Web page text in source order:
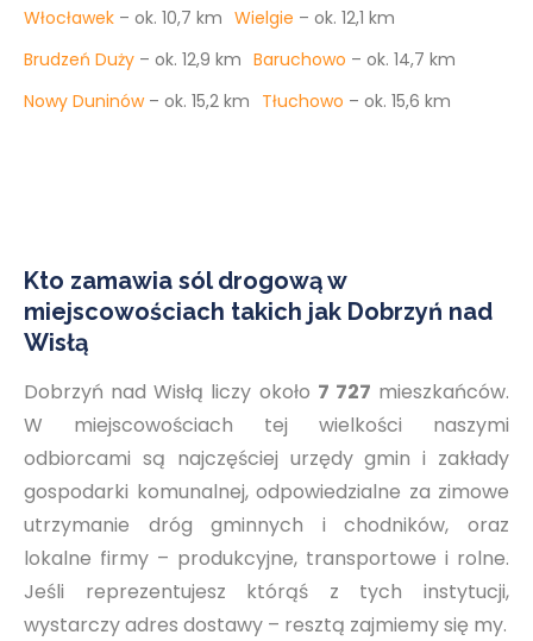
Włocławek – ok. 10,7 km Wielgie – ok. 12,1 km
Brudzeń Duży – ok. 12,9 km Baruchowo – ok. 14,7 km
Nowy Duninów – ok. 15,2 km Tłuchowo – ok. 15,6 km
Kto zamawia sól drogową w
miejscowościach takich jak Dobrzyń nad
Wisłą
Dobrzyń nad Wisłą liczy około 7 727 mieszkańców.
W miejscowościach tej wielkości naszymi
odbiorcami są najczęściej urzędy gmin i zakłady
gospodarki komunalnej, odpowiedzialne za zimowe
utrzymanie dróg gminnych i chodników, oraz
lokalne firmy – produkcyjne, transportowe i rolne.
Jeśli reprezentujesz którąś z tych instytucji,
wystarczy adres dostawy – resztą zajmiemy się my.